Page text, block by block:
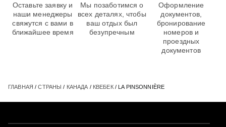
Оставьте заявку и
наши менеджеры
свяжутся с вами в
ближайшее время
Мы позаботимся о
всех деталях, чтобы
ваш отдых был
безупречным
Оформление
документов,
бронирование
номеров и
проездных
документов
ГЛАВНАЯ /СТРАНЫ / КАНАДА / КВЕБЕК/ LA PINSONNIÈRE